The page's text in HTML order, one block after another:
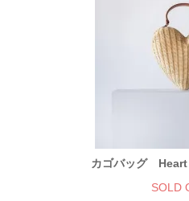
カゴバッグ Heart
SOLD